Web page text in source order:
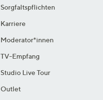
Sorgfaltspflichten
Karriere
Moderator*innen
TV-Empfang
Studio Live Tour
Outlet